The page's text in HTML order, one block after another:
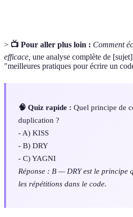
> 📺 Pour aller plus loin : Comment
efficace, une analyse complète de
"meilleures pratiques pour écrire un
🧠 Quiz rapide : Quel principe de
duplication ?
- A) KISS
- B) DRY
- C) YAGNI
Réponse : B — DRY est le principe
les répétitions dans le code.